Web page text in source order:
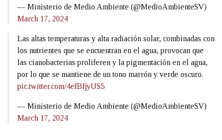
— Ministerio de Medio Ambiente (@MedioAmbienteSV)
March 17, 2024
Las altas temperaturas y alta radiación solar, combinadas con
los nutrientes que se encuentran en el agua, provocan que
las cianobacterias proliferen y la pigmentación en el agua,
por lo que se mantiene de un tono marrón y verde oscuro.
pic.twitter.com/4efBfjyUS5
— Ministerio de Medio Ambiente (@MedioAmbienteSV)
March 17, 2024